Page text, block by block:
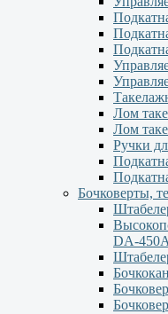
Лом
Лом
Ручки
Бочковерты,
DА-